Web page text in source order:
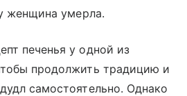
женщина умерла.
печенья у одной из
продолжить традицию и
самостоятельно. Однако